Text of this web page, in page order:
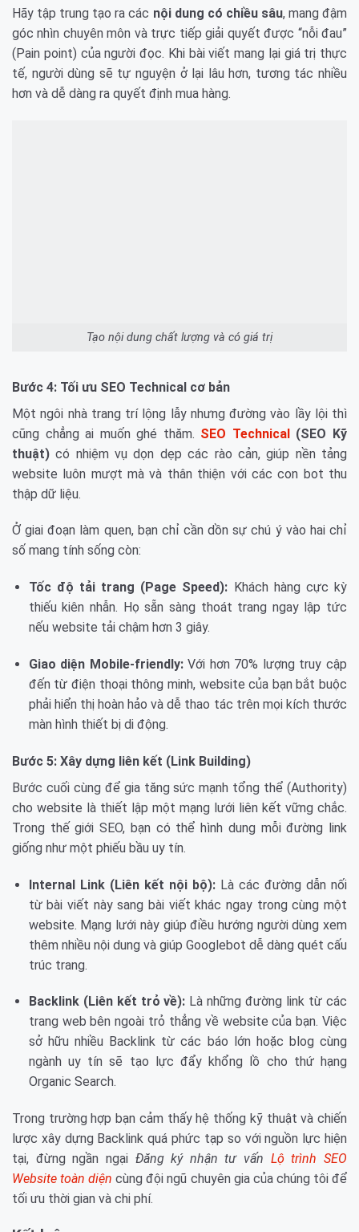
Hãy tập trung tạo ra các nội dung có chiều sâu, mang đậm
góc nhìn chuyên môn và trực tiếp giải quyết được “nỗi đau”
(Pain point) của người đọc. Khi bài viết mang lại giá trị thực
tế, người dùng sẽ tự nguyện ở lại lâu hơn, tương tác nhiều
hơn và dễ dàng ra quyết định mua hàng.
Tạo nội dung chất lượng và có giá trị
Bước 4: Tối ưu SEO Technical cơ bản
Một ngôi nhà trang trí lộng lẫy nhưng đường vào lầy lội thì
cũng chẳng ai muốn ghé thăm. SEO Technical(SEO Kỹ
thuật) có nhiệm vụ dọn dẹp các rào cản, giúp nền tảng
website luôn mượt mà và thân thiện với các con bot thu
thập dữ liệu.
Ở giai đoạn làm quen, bạn chỉ cần dồn sự chú ý vào hai chỉ
số mang tính sống còn:
Tốc độ tải trang (Page Speed): Khách hàng cực kỳ
thiếu kiên nhẫn. Họ sẵn sàng thoát trang ngay lập tức
nếu website tải chậm hơn 3 giây.
Giao diện Mobile-friendly:Với hơn 70% lượng truy cập
đến từ điện thoại thông minh, website của bạn bắt buộc
phải hiển thị hoàn hảo và dễ thao tác trên mọi kích thước
màn hình thiết bị di động.
Bước 5: Xây dựng liên kết (Link Building)
Bước cuối cùng để gia tăng sức mạnh tổng thể (Authority)
cho website là thiết lập một mạng lưới liên kết vững chắc.
Trong thế giới SEO, bạn có thể hình dung mỗi đường link
giống như một phiếu bầu uy tín.
Internal Link (Liên kết nội bộ):Là các đường dẫn nối
từ bài viết này sang bài viết khác ngay trong cùng một
website. Mạng lưới này giúp điều hướng người dùng xem
thêm nhiều nội dung và giúp Googlebot dễ dàng quét cấu
trúc trang.
Backlink (Liên kết trỏ về): Là những đường link từ các
trang web bên ngoài trỏ thẳng về website của bạn. Việc
sở hữu nhiều Backlink từ các báo lớn hoặc blog cùng
ngành uy tín sẽ tạo lực đẩy khổng lồ cho thứ hạng
Organic Search.
Trong trường hợp bạn cảm thấy hệ thống kỹ thuật và chiến
lược xây dựng Backlink quá phức tạp so với nguồn lực hiện
tại, đừng ngần ngại Đăng ký nhận tư vấn Lộ trình SEO
Website toàn diện cùng đội ngũ chuyên gia của chúng tôi để
tối ưu thời gian và chi phí.